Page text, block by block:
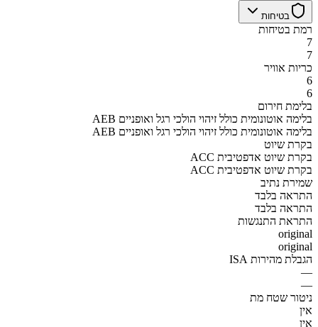
בטיחות
רמת בטיחות
7
7
כריות אוויר
6
6
בלימת חירום
AEB בלימה אוטונומית כולל זיהוי הולכי רגל ואופניים
AEB בלימה אוטונומית כולל זיהוי הולכי רגל ואופניים
בקרת שיוט
ACC בקרת שיוט אדפטיבית
ACC בקרת שיוט אדפטיבית
שמירת נתיב
התראה בלבד
התראה בלבד
התראת התנגשות
original
original
הגבלת מהירות ISA
—
—
ניטור שטח מת
אין
אין